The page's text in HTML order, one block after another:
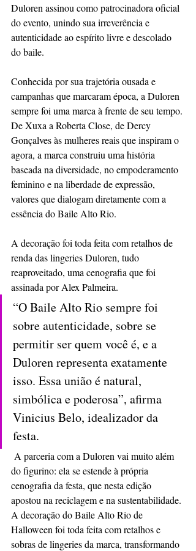
Duloren assinou como patrocinadora oficial
do evento, unindo sua irreverência e
autenticidade ao espírito livre e descolado
do baile.
Conhecida por sua trajetória ousada e
campanhas que marcaram época, a Duloren
sempre foi uma marca à frente de seu tempo.
De Xuxa a Roberta Close, de Dercy
Gonçalves às mulheres reais que inspiram o
agora, a marca construiu uma história
baseada na diversidade, no empoderamento
feminino e na liberdade de expressão,
valores que dialogam diretamente com a
essência do Baile Alto Rio.
A decoração foi toda feita com retalhos de
renda das lingeries Duloren, tudo
reaproveitado, uma cenografia que foi
assinada por Alex Palmeira.
“O Baile Alto Rio sempre foi
sobre autenticidade, sobre se
permitir ser quem você é, e a
Duloren representa exatamente
isso. Essa união é natural,
simbólica e poderosa”, afirma
Vinicius Belo, idealizador da
festa.
A parceria com a Duloren vai muito além
do figurino: ela se estende à própria
cenografia da festa, que nesta edição
apostou na reciclagem e na sustentabilidade.
A decoração do Baile Alto Rio de
Halloween foi toda feita com retalhos e
sobras de lingeries da marca, transformando